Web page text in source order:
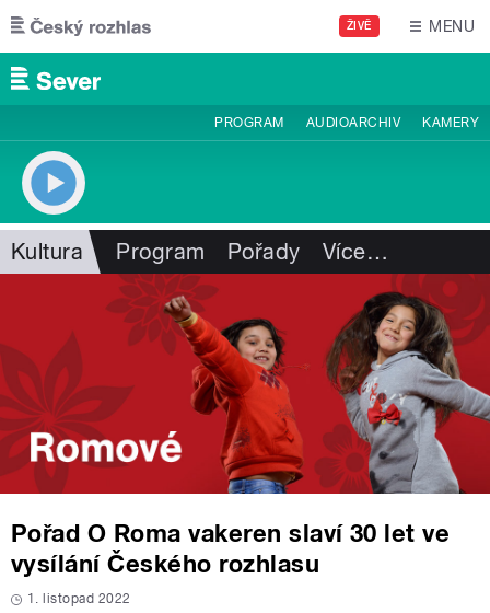
Přejít k hlavnímu obsahu
ŽIVĚ MENU
PROGRAM AUDIOARCHIV KAMERY
Kultura Program Pořady Více…
Pořad O Roma vakeren slaví 30 let ve
vysílání Českého rozhlasu
1. listopad 2022